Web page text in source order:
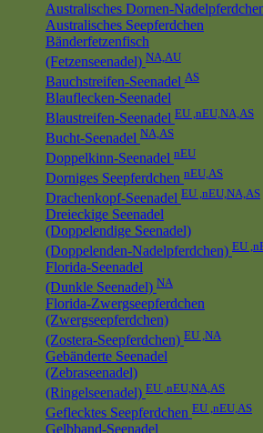
Australisches Dornen-
Australisches Seepferdchen
Bänderfetzenfisch
(Fetzenseenadel) NA,AU
Bauchstreifen-Seenadel AS
Blauflecken-Seenadel
Blaustreifen-Seenadel EU ,nEU,NA,AS
Bucht-Seenadel NA,AS
Doppelkinn-Seenadel nEU
Dorniges Seepferdchen nEU,AS
Drachenkopf-Seenadel EU ,nEU,NA,AS
Dreieckige Seenadel
(Doppelendige Seenadel)
(Doppelenden-Nadelpferdchen) EU
Florida-Seenadel
(Dunkle Seenadel) NA
Florida-Zwergseepferdchen
(Zwergseepferdchen)
(Zostera-Seepferdchen) EU ,NA
Gebänderte Seenadel
(Zebraseenadel)
(Ringelseenadel) EU ,nEU,NA,AS
Geflecktes Seepferdchen EU ,nEU,AS
Gelbband-Seenadel